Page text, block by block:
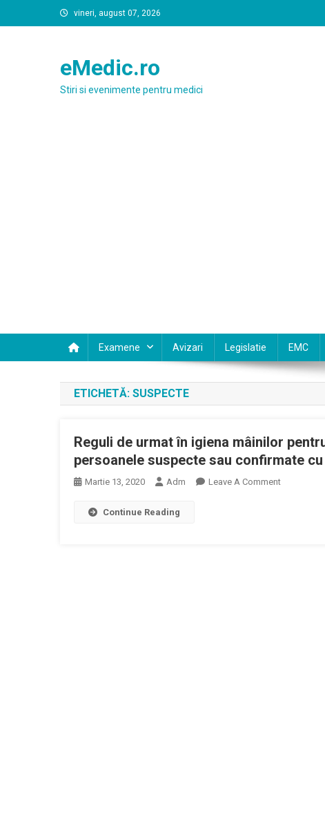
to
vineri, august 07, 2026
eMedic.ro
Stiri si evenimente pentru medici
Examene Avizari Legislatie EMC
ETICHETĂ: SUSPECTE
Reguli de urmat în igiena mâinilor
persoanele suspecte sau confirmate
Martie 13, 2020 Adm Leave A CommentOn
Continue Reading